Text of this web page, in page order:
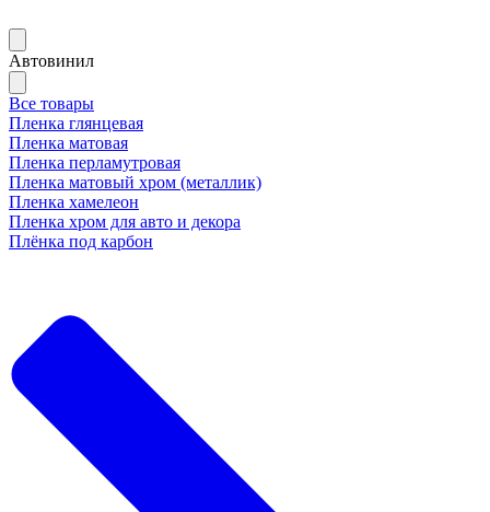
Автовинил
Все товары
Пленка глянцевая
Пленка матовая
Пленка перламутровая
Пленка матовый хром (металлик)
Пленка хамелеон
Пленка хром для авто и декора
Плёнка под карбон